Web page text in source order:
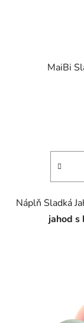
MaiBi
Náplň Sladká
jahod s